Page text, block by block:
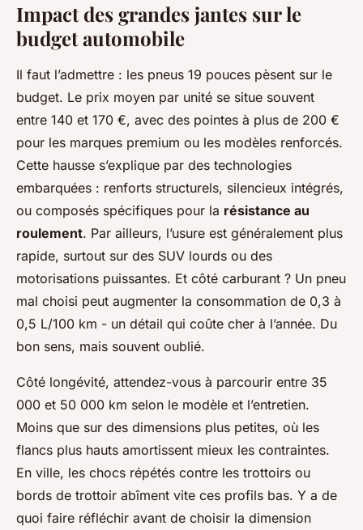
Impact des grandes jantes sur le
budget automobile
Il faut l’admettre : les pneus 19 pouces pèsent sur le
budget. Le prix moyen par unité se situe souvent
entre 140 et 170 €, avec des pointes à plus de 200 €
pour les marques premium ou les modèles renforcés.
Cette hausse s’explique par des technologies
embarquées : renforts structurels, silencieux intégrés,
ou composés spécifiques pour la résistance au
roulement. Par ailleurs, l’usure est généralement plus
rapide, surtout sur des SUV lourds ou des
motorisations puissantes. Et côté carburant ? Un pneu
mal choisi peut augmenter la consommation de 0,3 à
0,5 L/100 km - un détail qui coûte cher à l’année. Du
bon sens, mais souvent oublié.
Côté longévité, attendez-vous à parcourir entre 35
000 et 50 000 km selon le modèle et l’entretien.
Moins que sur des dimensions plus petites, où les
flancs plus hauts amortissent mieux les contraintes.
En ville, les chocs répétés contre les trottoirs ou
bords de trottoir abîment vite ces profils bas. Y a de
quoi faire réfléchir avant de choisir la dimension